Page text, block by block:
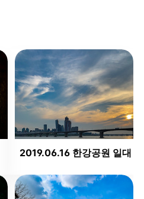
2019.06.16 한강공원 일대